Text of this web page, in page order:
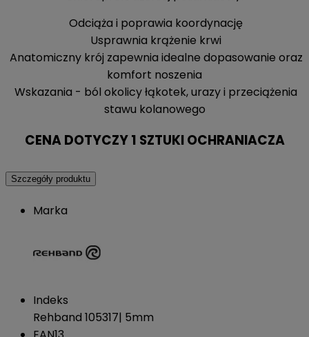
Odciąża i poprawia koordynację
Usprawnia krążenie krwi
Anatomiczny krój zapewnia idealne dopasowanie oraz
komfort noszenia
Wskazania - ból okolicy łąkotek, urazy i przeciążenia
stawu kolanowego
CENA DOTYCZY 1 SZTUKI OCHRANIACZA
Szczegóły produktu
Marka
Indeks
Rehband 105317| 5mm